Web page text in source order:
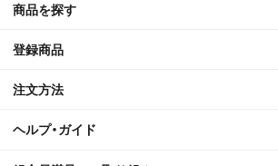
商品を探す
登録商品
注文方法
ヘルプ・ガイド